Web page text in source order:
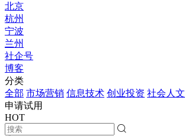
北京
杭州
宁波
兰州
社企号
博客
分类
全部 市场营销 信息技术 创业投资 社会人文
申请试用
HOT